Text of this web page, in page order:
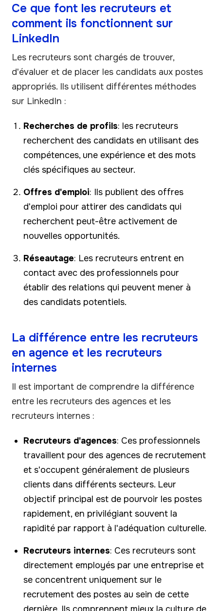
Ce que font les recruteurs et
comment ils fonctionnent sur
LinkedIn
Les recruteurs sont chargés de trouver,
d'évaluer et de placer les candidats aux postes
appropriés. Ils utilisent différentes méthodes
sur LinkedIn :
Recherches de profils: les recruteurs
recherchent des candidats en utilisant des
compétences, une expérience et des mots
clés spécifiques au secteur.
Offres d'emploi: Ils publient des offres
d'emploi pour attirer des candidats qui
recherchent peut-être activement de
nouvelles opportunités.
Réseautage: Les recruteurs entrent en
contact avec des professionnels pour
établir des relations qui peuvent mener à
des candidats potentiels.
La différence entre les recruteurs
en agence et les recruteurs
internes
Il est important de comprendre la différence
entre les recruteurs des agences et les
recruteurs internes :
Recruteurs d'agences: Ces professionnels
travaillent pour des agences de recrutement
et s'occupent généralement de plusieurs
clients dans différents secteurs. Leur
objectif principal est de pourvoir les postes
rapidement, en privilégiant souvent la
rapidité par rapport à l'adéquation culturelle.
Recruteurs internes: Ces recruteurs sont
directement employés par une entreprise et
se concentrent uniquement sur le
recrutement des postes au sein de cette